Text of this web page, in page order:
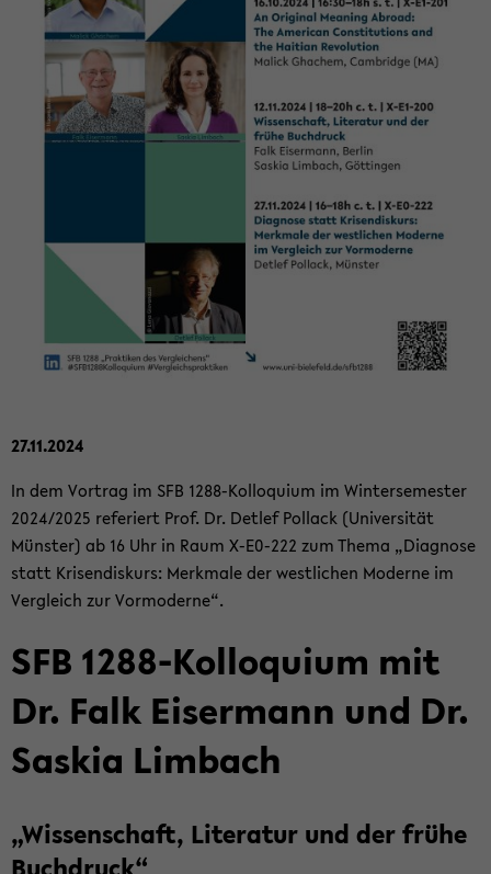
27.11.2024
In dem Vor­trag im SFB 1288-​Kolloquium im Win­ter­se­mes­ter
2024/2025 re­fe­riert Prof. Dr. Det­lef Pol­lack (Uni­ver­si­tät
Müns­ter) ab 16 Uhr in Raum X-​E0-222 zum Thema „Dia­gno­se
statt Kri­sen­dis­kurs: Merk­ma­le der west­li­chen Mo­der­ne im
Ver­gleich zur Vor­mo­der­ne“.
SFB 1288-​Kolloquium mit
Dr. Falk Eis­er­mann und Dr.
Sas­kia Lim­bach
„Wis­sen­schaft, Li­te­ra­tur und der frühe